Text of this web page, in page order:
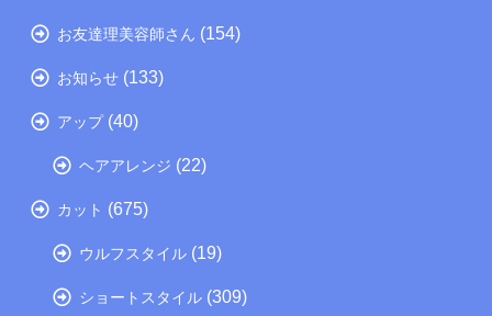
お友達理美容師さん (154)
お知らせ (133)
アップ(40)
ヘアアレンジ (22)
カット (675)
ウルフスタイル (19)
ショートスタイル (309)